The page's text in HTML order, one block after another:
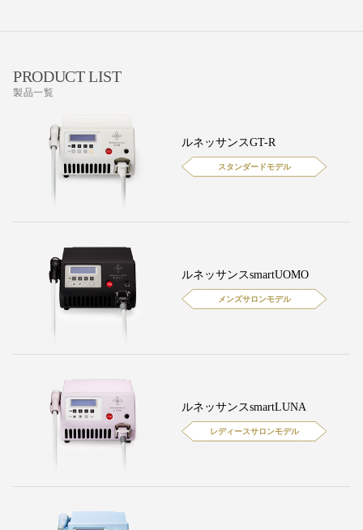
PRODUCT LIST
製品一覧
ルネッサンスGT-R
スタンダードモデル
ルネッサンスsmartUOMO
メンズサロンモデル
ルネッサンスsmartLUNA
レディースサロンモデル